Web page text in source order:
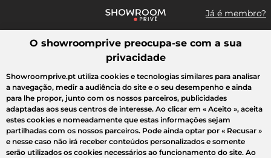
Já é membro?
Pesquisar uma marca, um artigo, uma venda...
Todas as vendas Moda Desporto Casa Criança Beleza
O showroomprive preocupa-se com a sua
privacidade
Showroomprive.pt utiliza cookies e tecnologias similares para analisar
a navegação, medir a audiência do site e o seu desempenho e ainda
para lhe propor, junto com os nossos parceiros, publicidades
adaptadas aos seus centros de interesse. Ao clicar em « Aceito », aceita
estes cookies e nomeadamente que estas informações sejam
partilhadas com os nossos parceiros. Pode ainda optar por « Recusar »
e nesse caso não irá receber conteúdos personalizados e somente
serão utilizados os cookies necessários ao funcionamento do site. Ao